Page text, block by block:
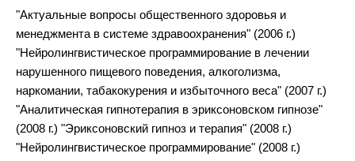
"Актуальные вопросы общественного здоровья и
менеджмента в системе здравоохранения" (2006 г.)
"Нейролингвистическое программирование в лечении
нарушенного пищевого поведения, алкоголизма,
наркомании, табакокурения и избыточного веса" (2007 г.)
"Аналитическая гипнотерапия в эриксоновском гипнозе"
(2008 г.) "Эриксоновский гипноз и терапия" (2008 г.)
"Нейролингвистическое программирование" (2008 г.)